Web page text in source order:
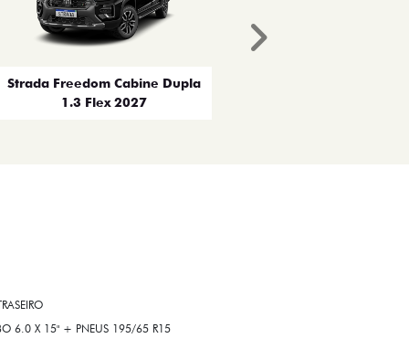
Strada Freedom Cabine Dupla
1.3 Flex 2027
Próximo
6.0 X 15" + PNEUS 195/65 R15